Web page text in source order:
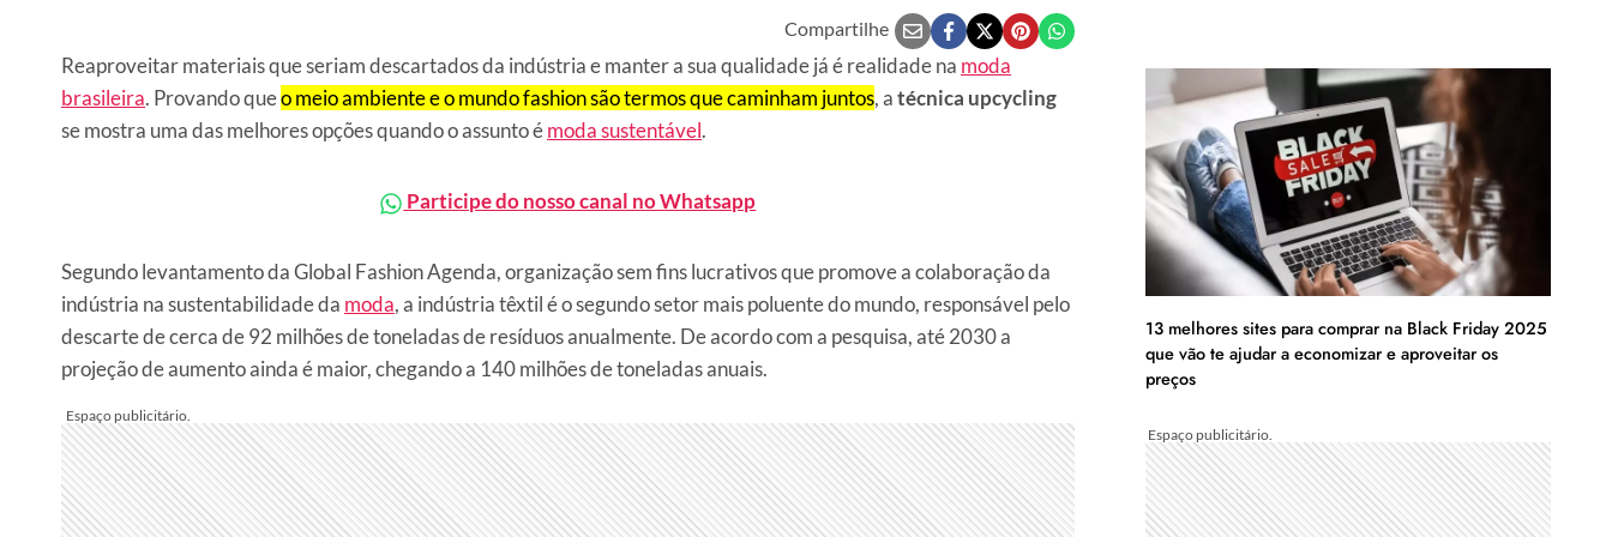
Compartilhe
Reaproveitar materiais que seriam descartados da indústria e manter a sua qualidade já é realidade na moda
brasileira. Provando queo meio ambiente e o mundo fashion são termos que caminham juntos, atécnica upcycling
se mostra uma das melhores opções quando o assunto émoda sustentável.
Participe do nosso canal no Whatsapp
Segundo levantamento da Global Fashion Agenda, organização sem fins lucrativos que promove a colaboração da
indústria na sustentabilidade da moda, a indústria têxtil é o segundo setor mais poluente do mundo, responsável pelo
descarte de cerca de 92 milhões de toneladas de resíduos anualmente. De acordo com a pesquisa, até 2030 a
projeção de aumento ainda é maior, chegando a 140 milhões de toneladas anuais.
13 melhores sites para comprar na Black Friday 2025
que vão te ajudar a economizar e aproveitar os
preços